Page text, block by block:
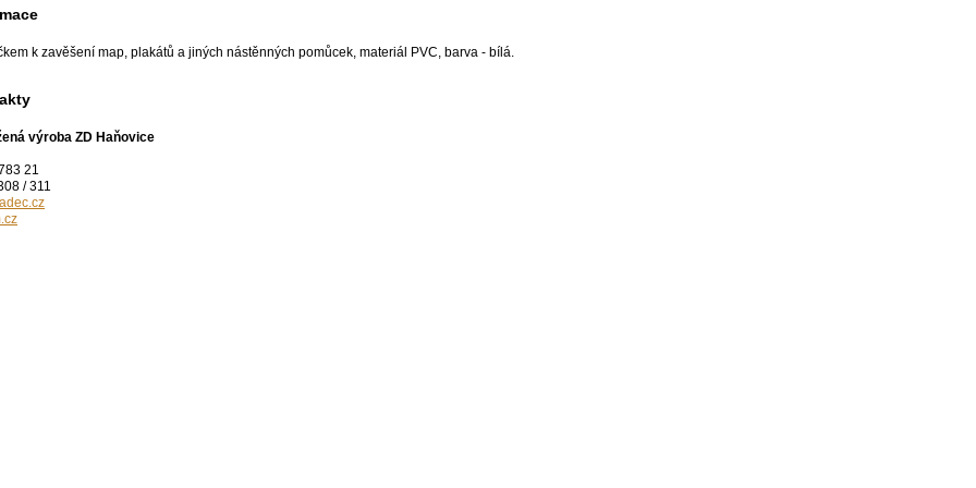
k zavěšení map, plakátů a jiných nástěnných pomůcek, materiál PVC, barva - bílá.
výroba ZD Haňovice
21
/ 311